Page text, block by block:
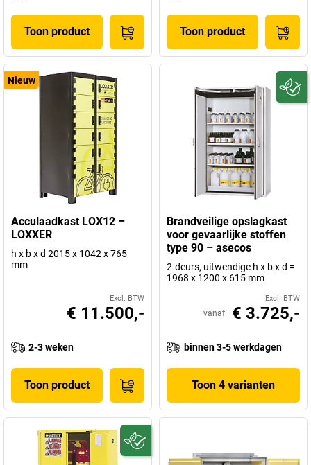
Toon product Toon product
Nieuw
Acculaadkast LOX12 –
LOXXER
h x b x d 2015 x 1042 x 765
mm
Excl. BTW
€ 11.500,-
2-3 weken
Toon product
Brandveilige opslagkast
voor gevaarlijke stoffen
type 90 – asecos
2-deurs, uitwendige h x b x d =
1968 x 1200 x 615 mm
Excl. BTW
vanaf € 3.725,-
binnen 3-5 werkdagen
Toon 4 varianten